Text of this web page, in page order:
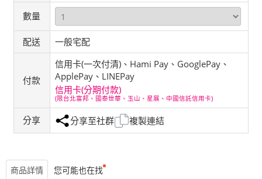
數量
配送 一般宅配
付款
信用卡(一次付清)、Hami Pay、GooglePay、
ApplePay、LINEPay
信用卡(分期付款)
(限台北富邦、國泰世華、玉山、星展、中國信託信用卡)
分享 分享至社群 複製連結
商品詳情 您可能也在找